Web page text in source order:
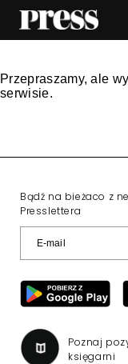
Przepraszamy, ale
serwisie.
Bądź na bieżaco z
Presslettera
Poznaj
księgarni